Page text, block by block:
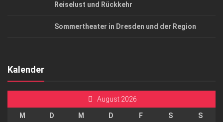
Reiselust und Rückkehr
Sommertheater in Dresden und der Region
Kalender
August 2026
M D M D F S
S